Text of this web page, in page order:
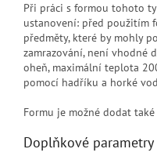
Při práci s formou tohoto
ustanovení: před použitím
předměty, které by mohly
zamrazování, není vhodné
oheň, maximální teplota
pomocí hadříku a horké
Formu je možné dodat
Doplňkové parametry